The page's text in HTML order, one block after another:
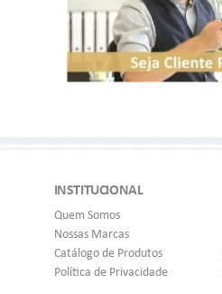
INSTITUCIONAL
Quem Somos
Nossas Marcas
Catálogo de Produtos
Política de Privacidade